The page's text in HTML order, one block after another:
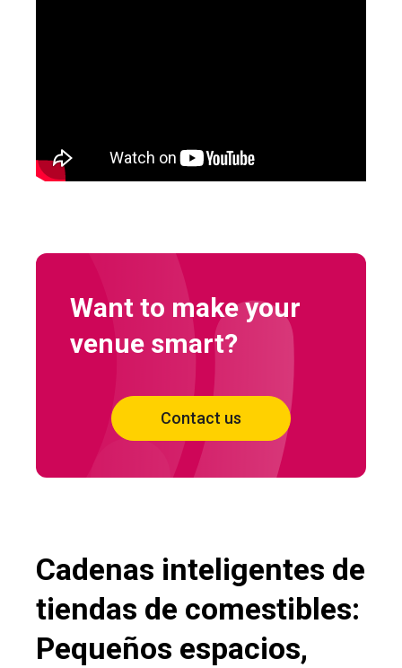
Want to make your
venue smart?
Contact us
Cadenas inteligentes de
tiendas de comestibles:
Pequeños espacios,